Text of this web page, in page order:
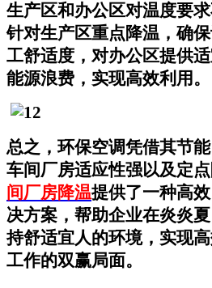
生产区和办公区对温度要
针对生产区重点降温，确
工舒适度，对办公区提供
能源浪费，实现高效利用。
总之，环保空调凭借其节
车间厂房适应性强以及定
间厂房降温提供了一种高
决方案，帮助企业在炎炎
持舒适宜人的环境，实现
工作的双赢局面。